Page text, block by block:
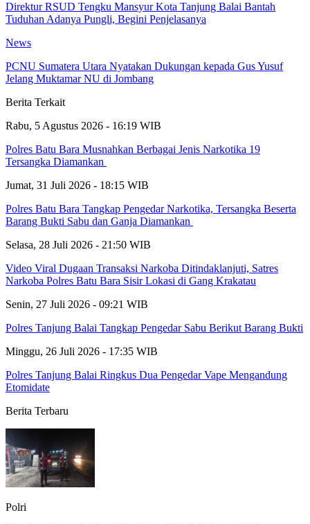
Direktur RSUD Tengku Mansyur Kota Tanjung Balai Bantah
Tuduhan Adanya Pungli, Begini Penjelasanya
News
PCNU Sumatera Utara Nyatakan Dukungan kepada Gus Yusuf
Jelang Muktamar NU di Jombang
Berita Terkait
Rabu, 5 Agustus 2026 - 16:19 WIB
Polres Batu Bara Musnahkan Berbagai Jenis Narkotika 19
Tersangka Diamankan
Jumat, 31 Juli 2026 - 18:15 WIB
Polres Batu Bara Tangkap Pengedar Narkotika, Tersangka Beserta
Barang Bukti Sabu dan Ganja Diamankan
Selasa, 28 Juli 2026 - 21:50 WIB
Video Viral Dugaan Transaksi Narkoba Ditindaklanjuti, Satres
Narkoba Polres Batu Bara Sisir Lokasi di Gang Krakatau
Senin, 27 Juli 2026 - 09:21 WIB
Polres Tanjung Balai Tangkap Pengedar Sabu Berikut Barang Bukti
Minggu, 26 Juli 2026 - 17:35 WIB
Polres Tanjung Balai Ringkus Dua Pengedar Vape Mengandung
Etomidate
Berita Terbaru
Polri